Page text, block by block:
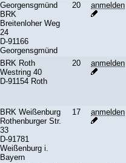
Georgensgmünd
BRK
Breitenloher Weg
24
D-91166
Georgensgmünd
20 anmelden
BRK Roth
Westring 40
D-91154 Roth
20 anmelden
BRK Weißenburg
Rothenburger Str.
33
D-91781
Weißenburg i.
Bayern
17 anmelden